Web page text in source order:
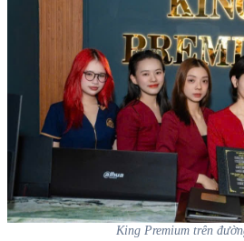
King Premium trên